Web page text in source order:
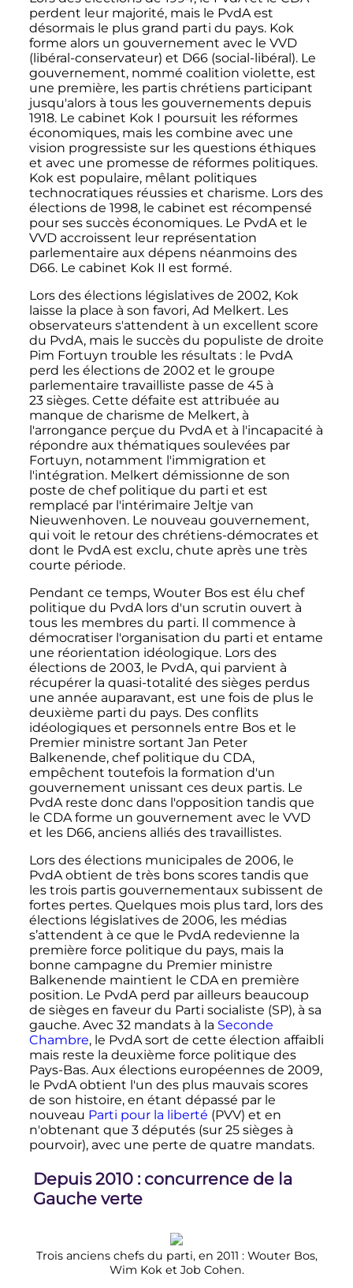
perdent leur majorité, mais le PvdA est
désormais le plus grand parti du pays. Kok
forme alors un gouvernement avec le VVD
(libéral-conservateur) et D66 (social-libéral). Le
gouvernement, nommé coalition violette, est
une première, les partis chrétiens participant
jusqu'alors à tous les gouvernements depuis
1918. Le cabinet Kok I poursuit les réformes
économiques, mais les combine avec une
vision progressiste sur les questions éthiques
et avec une promesse de réformes politiques.
Kok est populaire, mêlant politiques
technocratiques réussies et charisme. Lors des
élections de 1998, le cabinet est récompensé
pour ses succès économiques. Le PvdA et le
VVD accroissent leur représentation
parlementaire aux dépens néanmoins des
D66. Le cabinet Kok II est formé.
Lors des élections législatives de 2002, Kok
laisse la place à son favori, Ad Melkert. Les
observateurs s'attendent à un excellent score
du PvdA, mais le succès du populiste de droite
Pim Fortuyn trouble les résultats : le PvdA
perd les élections de 2002 et le groupe
parlementaire travailliste passe de 45 à
23 sièges. Cette défaite est attribuée au
manque de charisme de Melkert, à
l'arrongance perçue du PvdA et à l'incapacité à
répondre aux thématiques soulevées par
Fortuyn, notamment l'immigration et
l'intégration. Melkert démissionne de son
poste de chef politique du parti et est
remplacé par l'intérimaire Jeltje van
Nieuwenhoven. Le nouveau gouvernement,
qui voit le retour des chrétiens-démocrates et
dont le PvdA est exclu, chute après une très
courte période.
Pendant ce temps, Wouter Bos est élu chef
politique du PvdA lors d'un scrutin ouvert à
tous les membres du parti. Il commence à
démocratiser l'organisation du parti et entame
une réorientation idéologique. Lors des
élections de 2003, le PvdA, qui parvient à
récupérer la quasi-totalité des sièges perdus
une année auparavant, est une fois de plus le
deuxième parti du pays. Des conflits
idéologiques et personnels entre Bos et le
Premier ministre sortant Jan Peter
Balkenende, chef politique du CDA,
empêchent toutefois la formation d'un
gouvernement unissant ces deux partis. Le
PvdA reste donc dans l'opposition tandis que
le CDA forme un gouvernement avec le VVD
et les D66, anciens alliés des travaillistes.
Lors des élections municipales de 2006, le
PvdA obtient de très bons scores tandis que
les trois partis gouvernementaux subissent de
fortes pertes. Quelques mois plus tard, lors des
élections législatives de 2006, les médias
s’attendent à ce que le PvdA redevienne la
première force politique du pays, mais la
bonne campagne du Premier ministre
Balkenende maintient le CDA en première
position. Le PvdA perd par ailleurs beaucoup
de sièges en faveur du Parti socialiste (SP), à sa
gauche. Avec 32 mandatsà la Seconde
Chambre, le PvdA sort de cette élection affaibli
mais reste la deuxième force politique des
Pays-Bas. Aux élections européennes de 2009,
le PvdA obtient l'un des plus mauvais scores
de son histoire, en étant dépassé par le
nouveau Parti pour la liberté (PVV) et en
n'obtenant que 3 députés(sur 25 siègesà
pourvoir), avec une perte de quatre mandats.
Depuis 2010 : concurrence de la
Gauche verte
Trois anciens chefs du parti, en 2011 : Wouter Bos,
Wim Kok et Job Cohen.